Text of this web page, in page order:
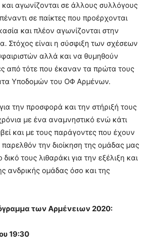
αγωνίζονται σε άλλους συλλόγους
σε παίκτες που προέρχονται
και πλέον αγωνίζονται στην
Στόχος είναι η σύσφιξη των σχέσεων
αλλά και να θυμηθούν
από τότε που έκαναν τα πρώτα τους
Υποδομών του ΟΦ Αρμένων.
την προσφορά και την στήριξή τους
με ένα αναμνηστικό ενώ κάτι
και με τους παράγοντες που έχουν
την διοίκηση της ομάδας μας
δικό τους λιθαράκι για την εξέλιξη και
ανδρικής ομάδας όσο και της
των Αρμένειων 2020:
19:30